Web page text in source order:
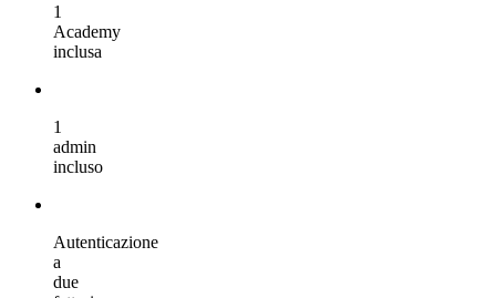
1
Academy
inclusa
1
admin
incluso
Autenticazione
a
due